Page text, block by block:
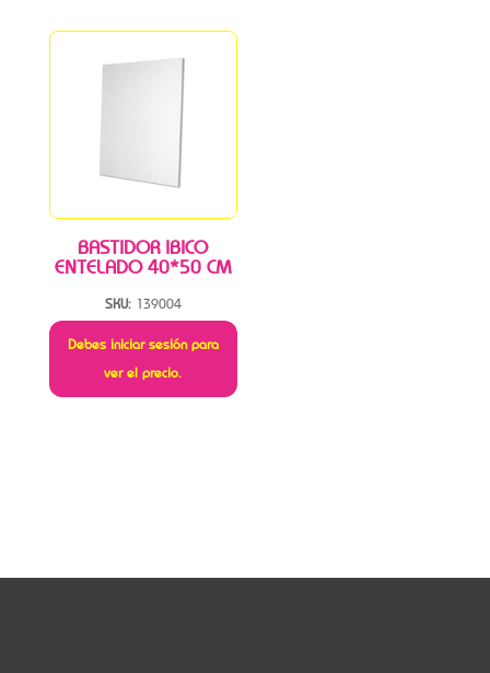
BASTIDOR IBICO
ENTELADO 40*50 CM
SKU: 139004
Debes iniciar sesión para
ver el precio.